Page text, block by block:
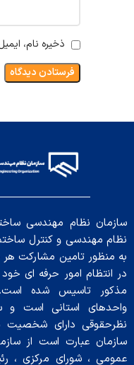
ذخیره نام،
سازمان نظام مهندسی
به منظور تامین مشارکت
در انتظام امور حرفه ای
مذکور تاسیس شده است.
واحدهای استانی است و
نظرحقوقی دارای
سازمان عبارت است از
عمومی ، شورای مرکزی ،